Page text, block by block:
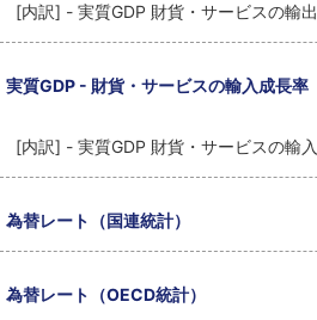
[内訳] - 実質GDP 財貨・サービスの輸出
実質GDP - 財貨・サービスの輸入成長率
[内訳] - 実質GDP 財貨・サービスの輸入
為替レート（国連統計）
為替レート（OECD統計）